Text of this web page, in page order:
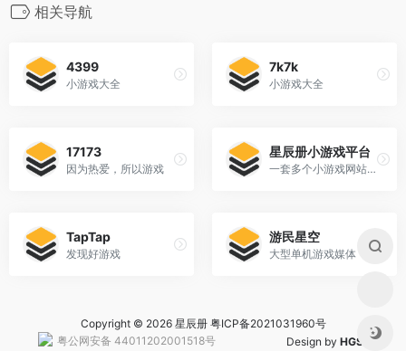
相关导航
4399
小游戏大全
7k7k
小游戏大全
17173
因为热爱，所以游戏
星辰册小游戏平台
一套多个小游戏网站合集，内含多款经典怀旧小游戏
TapTap
发现好游戏
游民星空
大型单机游戏媒体
Copyright © 2026 星辰册 粤ICP备2021031960号
粤公网安备 44011202001518号Design by HGS